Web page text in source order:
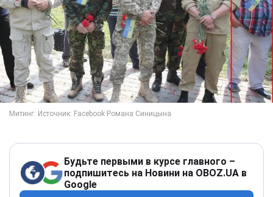
Будьте первыми в курсе главного –
подпишитесь на Новини на OBOZ.UA в
Google